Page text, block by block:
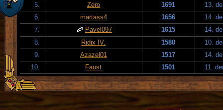
5.
Zero 1691
13.
6.
martass4 1656
14.
7.
Pavel097 1615
14.
8.
Ridix IV. 1580
10.
9.
Azazel01 1517
14.
10.
Faust 1501 11.